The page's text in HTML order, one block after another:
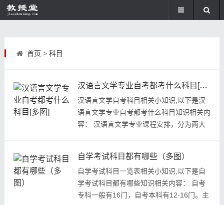
首页 > 科目
汉语言文学专业自考都考什么科目[多图]
汉语言文学自考科目相关小知识,以下是汉
语言文学专业自考都考什么科目知识相关内
容： 汉语言文学专业课程安排，分为两大
自学考试科目都有哪些（多图）
自学考试科目一览表相关小知识,以下是自
学考试科目都有哪些知识相关内容： 自考
专科一般有16门，自考本科有12-16门。主